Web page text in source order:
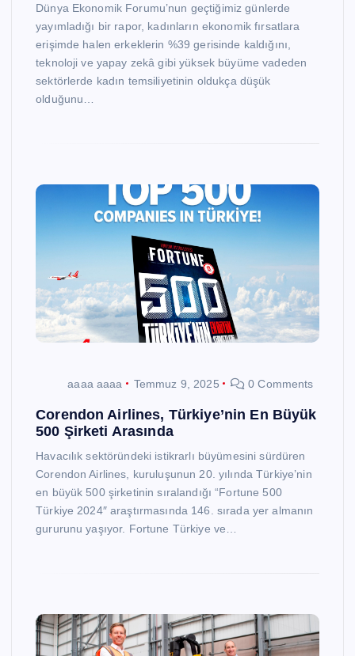
Dünya Ekonomik Forumu’nun geçtiğimiz günlerde
yayımladığı bir rapor, kadınların ekonomik fırsatlara
erişimde halen erkeklerin %39 gerisinde kaldığını,
teknoloji ve yapay zekâ gibi yüksek büyüme vadeden
sektörlerde kadın temsiliyetinin oldukça düşük
olduğunu…
aaaa aaaa Temmuz 9, 2025 0 Comments
Corendon Airlines, Türkiye’nin En Büyük
500 Şirketi Arasında
Havacılık sektöründeki istikrarlı büyümesini sürdüren
Corendon Airlines, kuruluşunun 20. yılında Türkiye’nin
en büyük 500 şirketinin sıralandığı “Fortune 500
Türkiye 2024″ araştırmasında 146. sırada yer almanın
gururunu yaşıyor. Fortune Türkiye ve…